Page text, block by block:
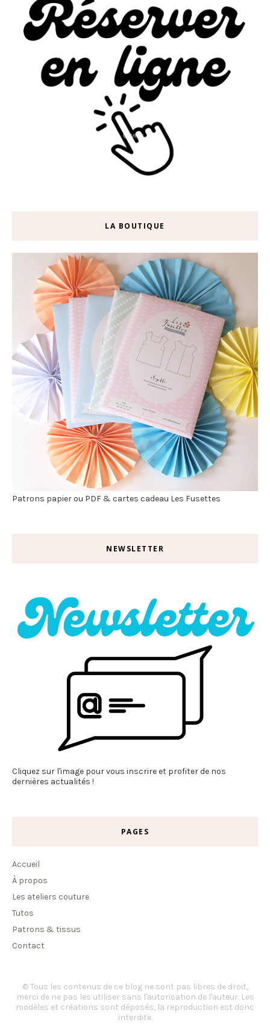
LA BOUTIQUE
Patrons papier ou PDF & cartes cadeau Les Fusettes
NEWSLETTER
Cliquez sur l'image pour vous inscrire et profiter de nos
dernières actualités !
PAGES
Accueil
À propos
Les ateliers couture
Tutos
Patrons & tissus
Contact
© Tous les contenus de ce blog ne sont pas libres de droit,
merci de ne pas les utiliser sans l'autorisation de l'auteur. Les
modèles et créations sont déposés, la reproduction est donc
interdite.